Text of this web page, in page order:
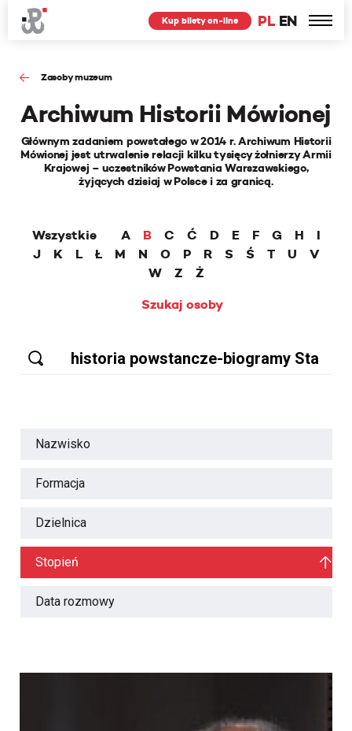
PL EN
Kup bilety on-line
Zasoby muzeum
Archiwum Historii Mówionej
Głównym zadaniem powstałego w 2014 r. Archiwum Historii
Mówionej jest utrwalenie relacji kilku tysięcy żołnierzy Armii
Krajowej – uczestników Powstania Warszawskiego,
żyjących dzisiaj w Polsce i za granicą.
Wszystkie A B C Ć D E F G H
I
J
K L Ł M N O P R S Ś T U
V
W
Z
Ż
Szukaj osoby
Nazwisko
Formacja
Dzielnica
Stopień
Data rozmowy